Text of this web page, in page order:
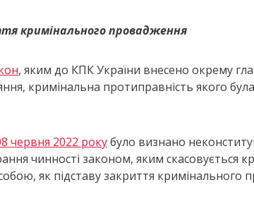
кримінального провадження
, яким до КПК України внесено окрему
кримінальна протиправність якого
червня 2022 рокубуло визнано
чинності законом, яким скасовується
як підставу закриття кримінального